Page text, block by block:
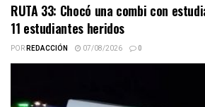
RUTA 33: Chocó una combi con
11 estudiantes heridos
PORREDACCIÓN 07/08/2026 0